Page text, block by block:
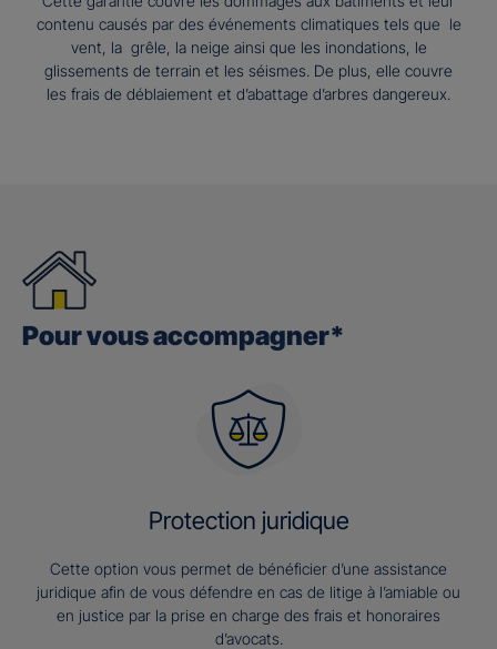
contenu causés par des événements climatiques tels que le
vent, la grêle, la neige ainsi que les inondations, le
glissements de terrain et les séismes. De plus, elle couvre
les frais de déblaiement et d’abattage d’arbres dangereux.
Pour vous accompagner*
Protection juridique
Cette option vous permet de bénéficier d’une assistance
juridique afin de vous défendre en cas de litige à l’amiable ou
en justice par la prise en charge des frais et honoraires
d’avocats.